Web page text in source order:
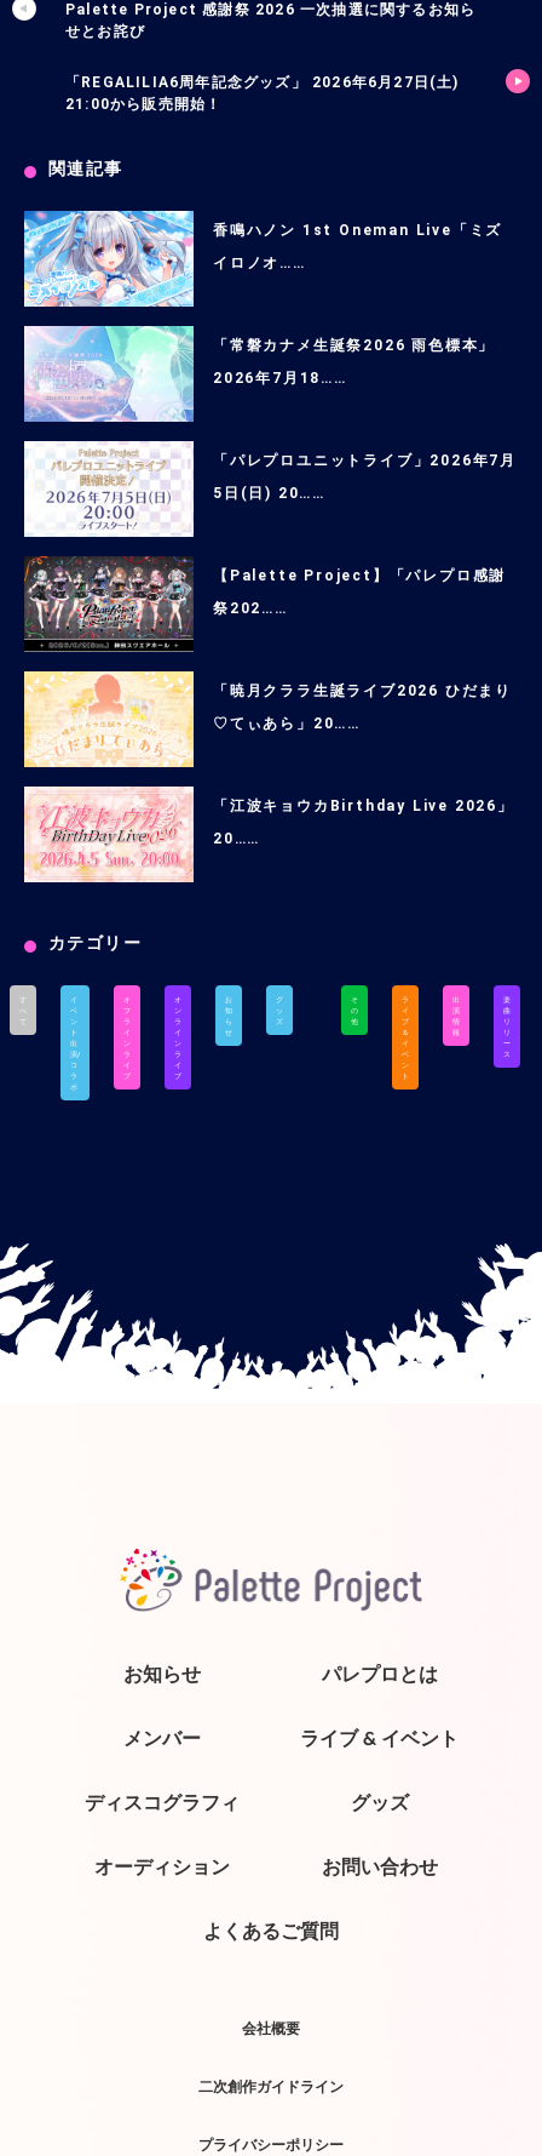
Palette Project 感謝祭 2026 一次抽選に関するお知ら
せとお詫び
「REGALILIA6周年記念グッズ」 2026年6月27日(土)
21:00から販売開始！
関連記事
香鳴ハノン 1st Oneman Live「ミズ
イロノオ……
「常磐カナメ生誕祭2026 雨色標本」
2026年7月18……
「パレプロユニットライブ」2026年7月
5日(日) 20……
【Palette Project】「パレプロ感謝
祭202……
「暁月クララ生誕ライブ2026 ひだまり
♡てぃあら」20……
「江波キョウカBirthday Live 2026」
20……
カテゴリー
す
べ
て
イ
ベ
ン
ト
出
演/
コ
ラ
ボ
オ
フ
ラ
イ
ン
ラ
イ
ブ
オ
ン
ラ
イ
ン
ラ
イ
ブ
お
知
ら
せ
グ
ッ
ズ
そ
の
他
ラ
イ
ブ
＆
イ
ベ
ン
ト
出
演
情
報
楽
曲
リ
リ
ー
ス
お知らせ パレプロとは
メンバー ライブ & イベント
ディスコグラフィ グッズ
オーディション お問い合わせ
よくあるご質問
会社概要
二次創作ガイドライン
プライバシーポリシー